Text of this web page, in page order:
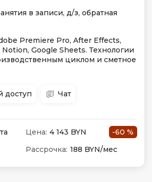
в записи, д/з, обратная
Premiere Pro, After Effects,
Google Sheets. Технологии
циклом и сметное
доступ Чат
Цена: 4 143 BYN
-60 %
Рассрочка: 188 BYN/мес